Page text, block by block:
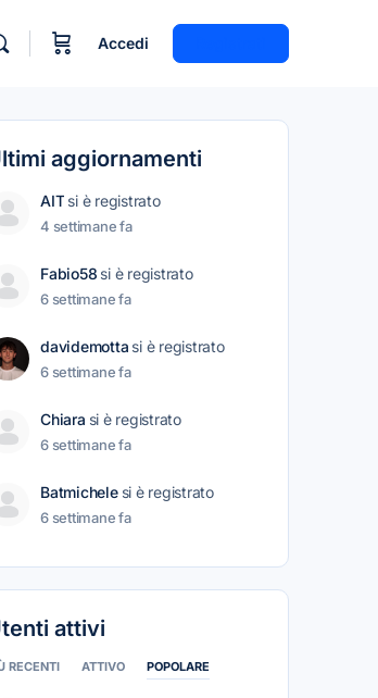
Accedi
aggiornamenti
AIT si è registrato
4 settimane fa
Fabio58 si è registrato
6 settimane fa
davidemotta si è registrato
6 settimane fa
Chiara si è registrato
6 settimane fa
Batmichele si è registrato
6 settimane fa
attivi
RECENTI ATTIVO POPOLARE